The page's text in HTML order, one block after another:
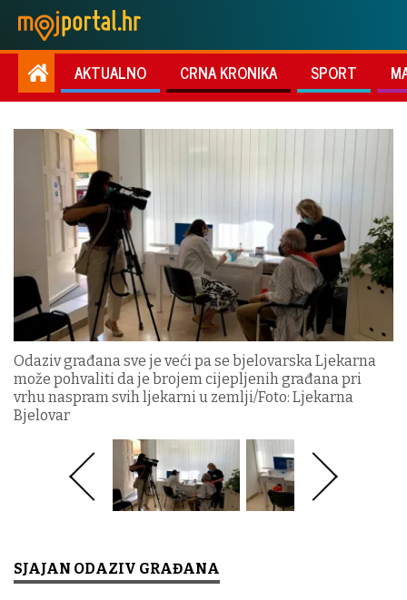
AKTUALNO CRNA KRONIKA SPORT
Odaziv građana sve je veći pa se bjelovarska Ljekarna
može pohvaliti da je brojem cijepljenih građana pri
vrhu naspram svih ljekarni u zemlji/Foto: Ljekarna
Bjelovar
SJAJAN ODAZIV GRAĐANA